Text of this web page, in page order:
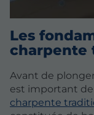
Les
charpente
Avant de
est important
charpente